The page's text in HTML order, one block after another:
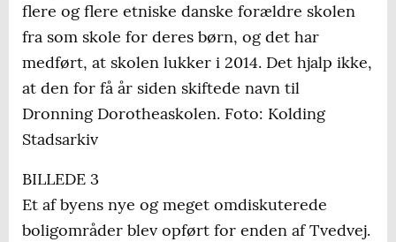
flere og flere etniske danske forældre skolen
fra som skole for deres børn, og det har
medført, at skolen lukker i 2014. Det hjalp ikke,
at den for få år siden skiftede navn til
Dronning Dorotheaskolen. Foto: Kolding
Stadsarkiv
BILLEDE 3
Et af byens nye og meget omdiskuterede
boligområder blev opført for enden af Tvedvej.